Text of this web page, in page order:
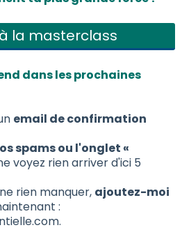
la masterclass
dans les prochaines
email de confirmation
spams ou l'onglet «
voyez rien arriver d'ici 5
rien manquer, ajoutez-moi
: